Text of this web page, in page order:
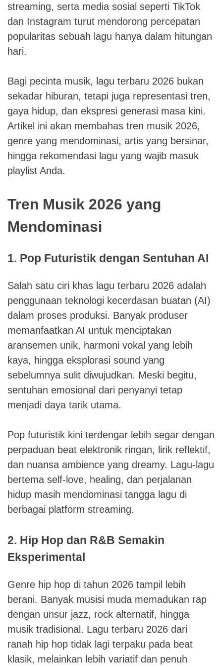
streaming, serta media sosial seperti TikTok
dan Instagram turut mendorong percepatan
popularitas sebuah lagu hanya dalam hitungan
hari.
Bagi pecinta musik, lagu terbaru 2026 bukan
sekadar hiburan, tetapi juga representasi tren,
gaya hidup, dan ekspresi generasi masa kini.
Artikel ini akan membahas tren musik 2026,
genre yang mendominasi, artis yang bersinar,
hingga rekomendasi lagu yang wajib masuk
playlist Anda.
Tren Musik 2026 yang
Mendominasi
1. Pop Futuristik dengan Sentuhan AI
Salah satu ciri khas lagu terbaru 2026 adalah
penggunaan teknologi kecerdasan buatan (AI)
dalam proses produksi. Banyak produser
memanfaatkan AI untuk menciptakan
aransemen unik, harmoni vokal yang lebih
kaya, hingga eksplorasi sound yang
sebelumnya sulit diwujudkan. Meski begitu,
sentuhan emosional dari penyanyi tetap
menjadi daya tarik utama.
Pop futuristik kini terdengar lebih segar dengan
perpaduan beat elektronik ringan, lirik reflektif,
dan nuansa ambience yang dreamy. Lagu-lagu
bertema self-love, healing, dan perjalanan
hidup masih mendominasi tangga lagu di
berbagai platform streaming.
2. Hip Hop dan R&B Semakin
Eksperimental
Genre hip hop di tahun 2026 tampil lebih
berani. Banyak musisi muda memadukan rap
dengan unsur jazz, rock alternatif, hingga
musik tradisional. Lagu terbaru 2026 dari
ranah hip hop tidak lagi terpaku pada beat
klasik, melainkan lebih variatif dan penuh